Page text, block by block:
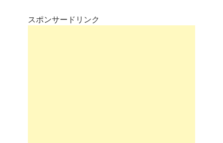
スポンサードリンク